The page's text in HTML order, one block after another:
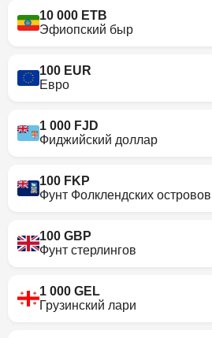
10 000 ETB
Эфиопский быр
100 EUR
Евро
1 000 FJD
Фиджийский доллар
100 FKP
Фунт Фолклендских островов
100 GBP
Фунт стерлингов
1 000 GEL
Грузинский лари